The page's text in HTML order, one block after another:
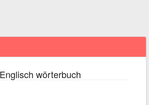
wörterbuch